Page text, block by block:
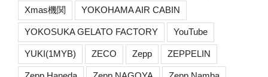
Xmas機関 YOKOHAMA AIR CABIN
YOKOSUKA GELATO FACTORY YouTube
YUKI(1MYB) ZECO Zepp ZEPPELIN